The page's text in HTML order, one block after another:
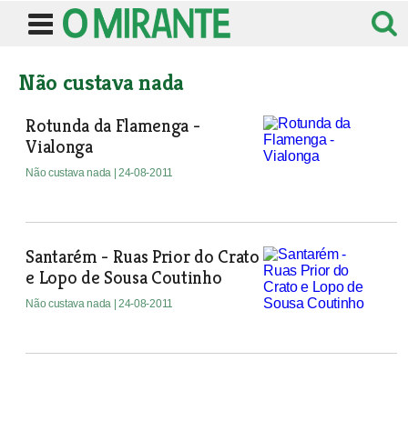
Não custava nada
Rotunda da Flamenga -
Vialonga
Não custava nada | 24-08-2011
Santarém - Ruas Prior do Crato
e Lopo de Sousa Coutinho
Não custava nada | 24-08-2011